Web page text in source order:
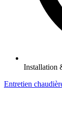
Installation
Entretien